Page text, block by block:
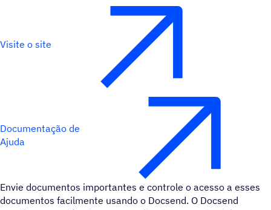
Visite o site
Documentação de
Ajuda
Envie documentos importantes e controle o acesso a esses
documentos facilmente usando o Docsend. O Docsend